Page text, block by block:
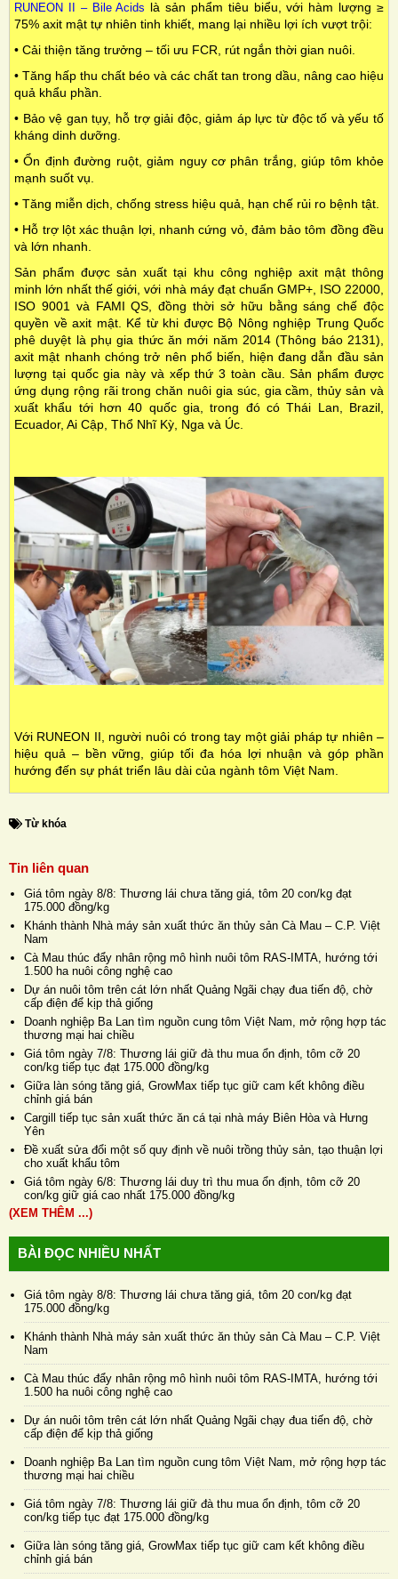
RUNEON II – Bile Acids là sản phẩm tiêu biểu, với hàm lượng ≥
75% axit mật tự nhiên tinh khiết, mang lại nhiều lợi ích vượt trội:
• Cải thiện tăng trưởng – tối ưu FCR, rút ngắn thời gian nuôi.
• Tăng hấp thu chất béo và các chất tan trong dầu, nâng cao hiệu
quả khẩu phần.
• Bảo vệ gan tụy, hỗ trợ giải độc, giảm áp lực từ độc tố và yếu tố
kháng dinh dưỡng.
• Ổn định đường ruột, giảm nguy cơ phân trắng, giúp tôm khỏe
mạnh suốt vụ.
• Tăng miễn dịch, chống stress hiệu quả, hạn chế rủi ro bệnh tật.
• Hỗ trợ lột xác thuận lợi, nhanh cứng vỏ, đảm bảo tôm đồng đều
và lớn nhanh.
Sản phẩm được sản xuất tại khu công nghiệp axit mật thông
minh lớn nhất thế giới, với nhà máy đạt chuẩn GMP+, ISO 22000,
ISO 9001 và FAMIQS , đồng thời sở hữu bằng sáng chế độc
quyền về axit mật. Kể từ khi được Bộ Nông nghiệp Trung Quốc
phê duyệt là phụ gia thức ăn mới năm 2014 (Thông báo 2131),
axit mật nhanh chóng trở nên phổ biến, hiện đang dẫn đầu sản
lượng tại quốc gia này và xếp thứ 3 toàn cầu. Sản phẩm được
ứng dụng rộng rãi trong chăn nuôi gia súc, gia cầm, thủy sản và
xuất khẩu tới hơn 40 quốc gia, trong đó có Thái Lan, Brazil,
Ecuador, Ai Cập, Thổ Nhĩ Kỳ, Nga và Úc.
Với RUNEON II, người nuôi có trong tay một giải pháp tự nhiên –
hiệu quả – bền vững, giúp tối đa hóa lợi nhuận và góp phần
hướng đến sự phát triển lâu dài của ngành tôm Việt Nam.
Từ khóa
Tin liên quan
Giá tôm ngày 8/8: Thương lái chưa tăng giá, tôm 20 con/kg đạt
175.000 đồng/kg
Khánh thành Nhà máy sản xuất thức ăn thủy sản Cà Mau – C.P. Việt
Nam
Cà Mau thúc đẩy nhân rộng mô hình nuôi tôm RAS-IMTA, hướng tới
1.500 ha nuôi công nghệ cao
Dự án nuôi tôm trên cát lớn nhất Quảng Ngãi chạy đua tiến độ, chờ
cấp điện để kịp thả giống
Doanh nghiệp Ba Lan tìm nguồn cung tôm Việt Nam, mở rộng hợp tác
thương mại hai chiều
Giá tôm ngày 7/8: Thương lái giữ đà thu mua ổn định, tôm cỡ 20
con/kg tiếp tục đạt 175.000 đồng/kg
Giữa làn sóng tăng giá, GrowMax tiếp tục giữ cam kết không điều
chỉnh giá bán
Cargill tiếp tục sản xuất thức ăn cá tại nhà máy Biên Hòa và Hưng
Yên
Đề xuất sửa đổi một số quy định về nuôi trồng thủy sản, tạo thuận lợi
cho xuất khẩu tôm
Giá tôm ngày 6/8: Thương lái duy trì thu mua ổn định, tôm cỡ 20
con/kg giữ giá cao nhất 175.000 đồng/kg
(XEM THÊM ...)
BÀI ĐỌC NHIỀU NHẤT
Giá tôm ngày 8/8: Thương lái chưa tăng giá, tôm 20 con/kg đạt
175.000 đồng/kg
Khánh thành Nhà máy sản xuất thức ăn thủy sản Cà Mau – C.P. Việt
Nam
Cà Mau thúc đẩy nhân rộng mô hình nuôi tôm RAS-IMTA, hướng tới
1.500 ha nuôi công nghệ cao
Dự án nuôi tôm trên cát lớn nhất Quảng Ngãi chạy đua tiến độ, chờ
cấp điện để kịp thả giống
Doanh nghiệp Ba Lan tìm nguồn cung tôm Việt Nam, mở rộng hợp tác
thương mại hai chiều
Giá tôm ngày 7/8: Thương lái giữ đà thu mua ổn định, tôm cỡ 20
con/kg tiếp tục đạt 175.000 đồng/kg
Giữa làn sóng tăng giá, GrowMax tiếp tục giữ cam kết không điều
chỉnh giá bán